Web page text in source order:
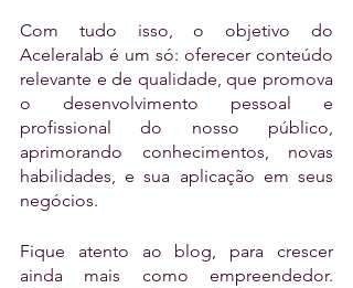
Com tudo isso, o objetivo do
Aceleralab é um só: oferecer conteúdo
relevante e de qualidade, que promova
o desenvolvimento pessoal e
profissional do nosso público,
aprimorando conhecimentos, novas
habilidades, e sua aplicação em seus
negócios.
Fique atento ao blog, para crescer
ainda mais como empreendedor.